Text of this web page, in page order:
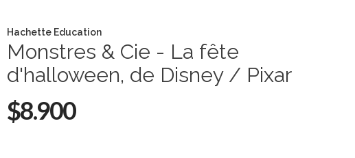
Hachette Education
Monstres & Cie - La fête
d'halloween, de Disney / Pixar
$8.900